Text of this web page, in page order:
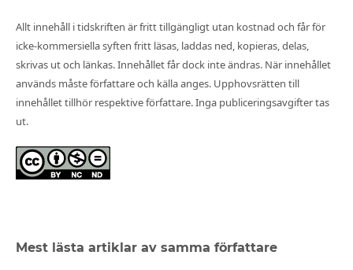
Allt innehåll i tidskriften är fritt tillgängligt utan kostnad och får för
icke-kommersiella syften fritt läsas, laddas ned, kopieras, delas,
skrivas ut och länkas. Innehållet får dock inte ändras. När innehållet
används måste författare och källa anges. Upphovsrätten till
innehållet tillhör respektive författare. Inga publiceringsavgifter tas
ut.
Mest lästa artiklar av samma författare